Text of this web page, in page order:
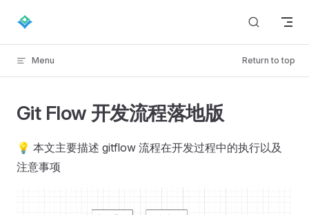
Skip to content
Menu Return to top
Git Flow 开发流程落地版
💡 本文主要描述 gitflow 流程在开发过程中的执行以及
注意事项